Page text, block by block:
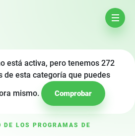
está activa, pero tenemos 272
de esta categoría que puedes
mismo.
Comprobar
DE LOS PROGRAMAS DE